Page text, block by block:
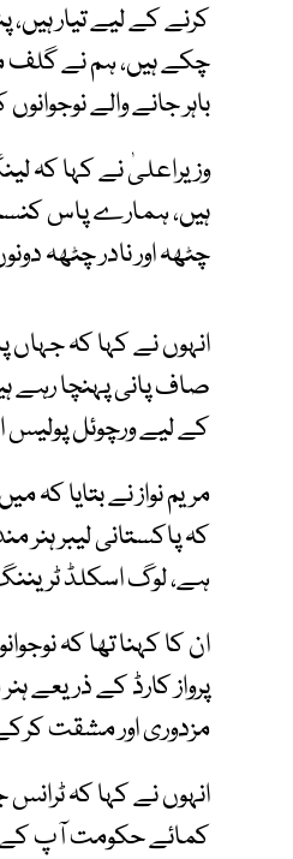
کرنے کے لیے تیار
چکے ہیں، ہم نے گلف
باہر جانے والے
وزیراعلیٰ نے کہا کہ
ہیں، ہمارے پاس
چٹھہ اور نادر چٹھہ
انہوں نے کہا کہ جہاں
صاف پانی پہنچا رہے
کے لیے ورچوئل پولیس
مریم نواز نے بتایا کہ
کہ پاکستانی لیبر
ہے، لوگ اسکلڈ ٹریننگ لے کر
ان کا کہنا تھا کہ
پرواز کارڈ کے ذریعے
مزدوری اور مشقت
انہوں نے کہا کہ ٹرانس
کمائے حکومت آپ کے